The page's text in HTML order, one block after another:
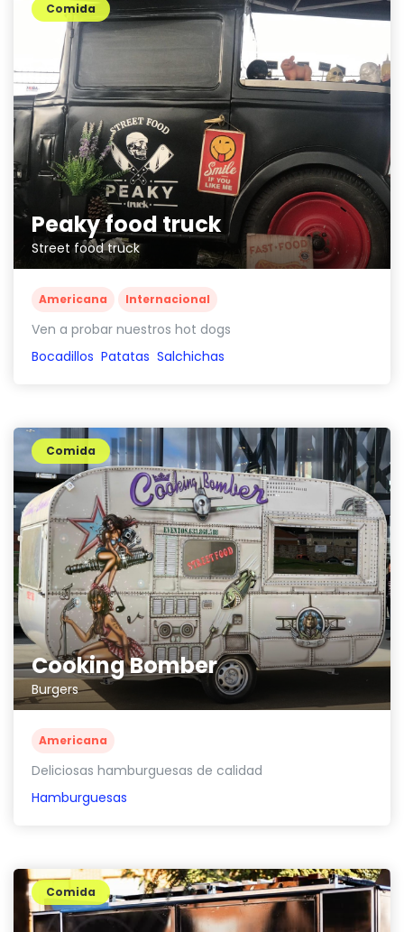
Peaky food truck
Street food truck
Comida
Americana Internacional
Ven a probar nuestros hot dogs
Bocadillos Patatas Salchichas
Cooking Bomber
Burgers
Comida
Americana
Deliciosas hamburguesas de calidad
Hamburguesas
Comida